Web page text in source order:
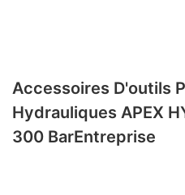
Accessoires D'outils
Hydrauliques APEX
300 BarEntreprise